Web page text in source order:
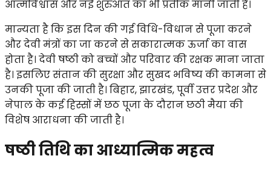
आत्मविश्वास और नई शुरुआत का भी प्रतीक मानी जाती है।
मान्यता है कि इस दिन की गई विधि-विधान से पूजा करने
और देवी मंत्रों का जा करने से सकारात्मक ऊर्जा का वास
होता है। देवी षष्ठी को बच्चों और परिवार की रक्षक माना जाता
है। इसलिए संतान की सुरक्षा और सुखद भविष्य की कामना से
उनकी पूजा की जाती है। बिहार, झारखंड, पूर्वी उत्तर प्रदेश और
नेपाल के कई हिस्सों में छठ पूजा के दौरान छठी मैया की
विशेष आराधना की जाती है।
षष्ठी तिथि का आध्यात्मिक महत्व